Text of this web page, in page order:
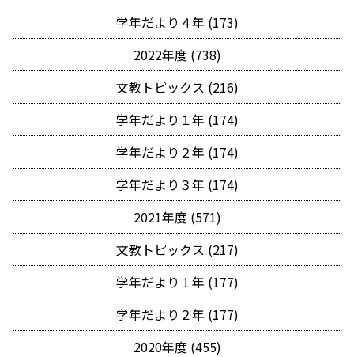
学年だより４年 (173)
2022年度 (738)
文教トピックス (216)
学年だより１年 (174)
学年だより２年 (174)
学年だより３年 (174)
2021年度 (571)
文教トピックス (217)
学年だより１年 (177)
学年だより２年 (177)
2020年度 (455)